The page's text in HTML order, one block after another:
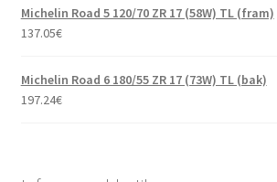
Michelin Road 5 120/70 ZR 17 (58W) TL (fram)
137.05€
Michelin Road 6 180/55 ZR 17 (73W) TL (bak)
197.24€